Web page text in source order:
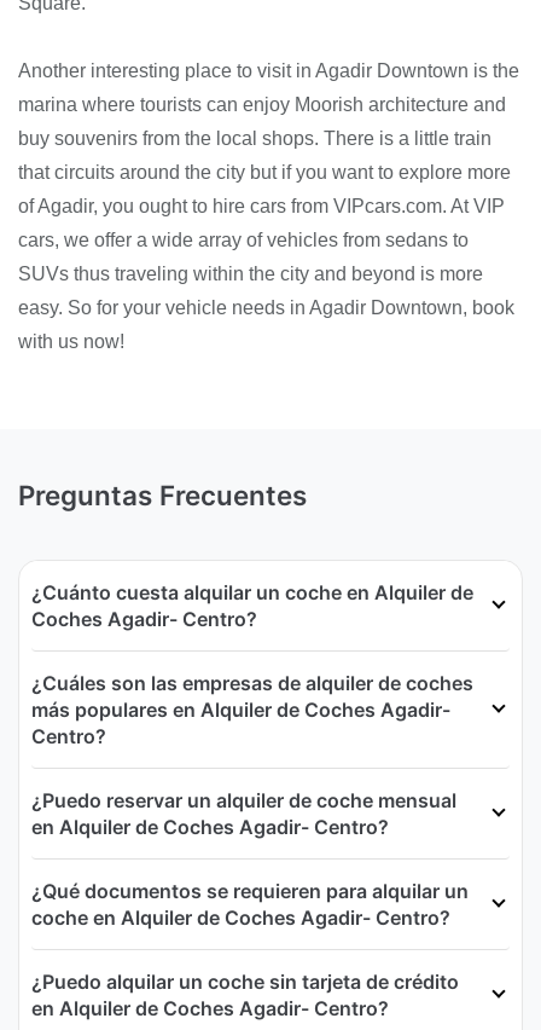
Another interesting place to visit in Agadir Downtown is the
marina where tourists can enjoy Moorish architecture and
buy souvenirs from the local shops. There is a little train
that circuits around the city but if you want to explore more
of Agadir, you ought to hire cars from VIPcars.com. At VIP
cars, we offer a wide array of vehicles from sedans to
SUVs thus traveling within the city and beyond is more
easy. So for your vehicle needs in Agadir Downtown, book
with us now!
Preguntas Frecuentes
¿Cuánto cuesta alquilar un coche en Alquiler de
Coches Agadir- Centro?
¿Cuáles son las empresas de alquiler de coches
más populares en Alquiler de Coches Agadir-
Centro?
¿Puedo reservar un alquiler de coche mensual
en Alquiler de Coches Agadir- Centro?
¿Qué documentos se requieren para alquilar un
coche en Alquiler de Coches Agadir- Centro?
¿Puedo alquilar un coche sin tarjeta de crédito
en Alquiler de Coches Agadir- Centro?